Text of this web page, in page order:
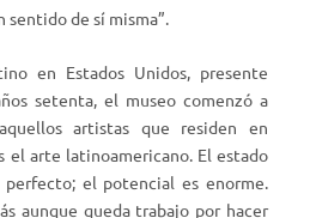
sentido de sí misma”.
en Estados Unidos, presente
setenta, el museo comenzó a
artistas que residen en
el arte latinoamericano. El estado
perfecto; el potencial es enorme.
aunque queda trabajo por hacer